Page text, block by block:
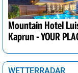
Mountain Hotel
Kaprun - YOUR
WETTERRADAR